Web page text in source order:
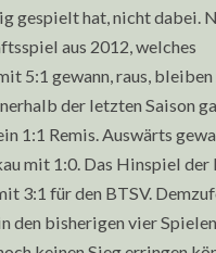
gespielt hat, nicht dabei.
aus 2012, welches
5:1 gewann, raus,
der letzten Saison
1:1 Remis. Auswärts
mit 1:0. Das Hinspiel der
3:1 für den BTSV.
den bisherigen vier